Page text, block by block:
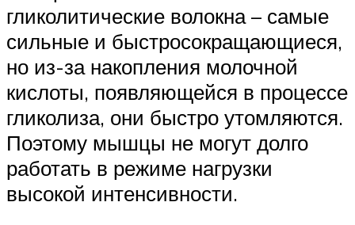
гликолитические волокна – самые
сильные и быстросокращающиеся,
но из-за накопления молочной
кислоты, появляющейся в процессе
гликолиза, они быстро утомляются.
Поэтому мышцы не могут долго
работать в режиме нагрузки
высокой интенсивности.